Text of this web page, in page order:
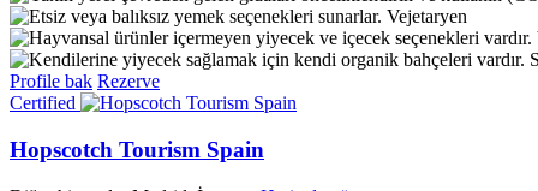
Vejetaryen
Profile bak Rezerve
Certified
Hopscotch Tourism Spain